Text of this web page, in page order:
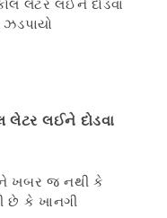
લેટર લઈને દોડવા